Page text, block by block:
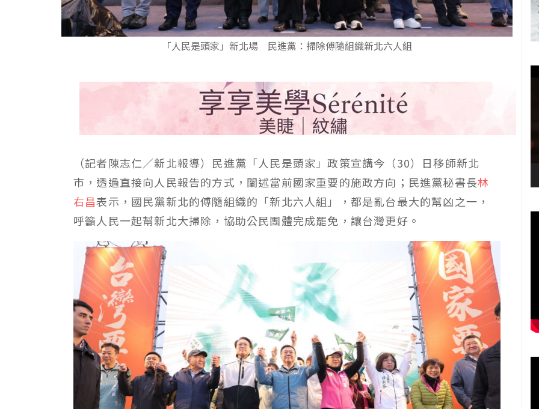
「人民是頭家」新北場 民進黨：掃除傅隨組織新北六人組
（記者陳志仁／新北報導）民進黨「人民是頭家」政策宣講今（30）日移師新北
市，透過直接向人民報告的方式，闡述當前國家重要的施政方向；民進黨秘書長林
右昌表示，國民黨新北的傅隨組織的「新北六人組」，都是亂台最大的幫凶之一，
呼籲人民一起幫新北大掃除，協助公民團體完成罷免，讓台灣更好。